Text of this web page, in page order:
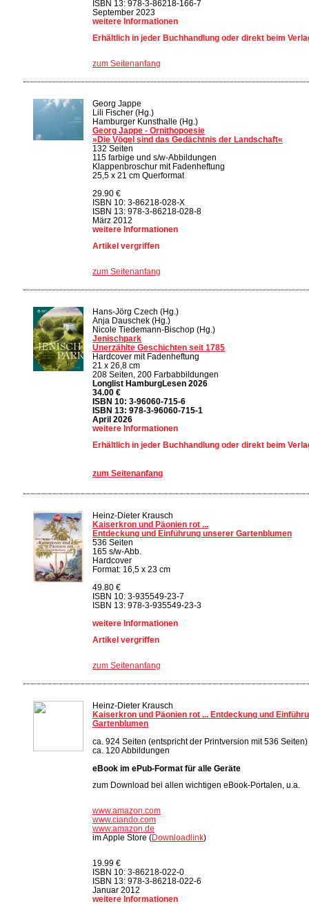
ISBN 13: 978-3-86218-166-7
September 2023
weitere Informationen
Erhältlich in jeder Buchhandlung oder direkt beim
zum Seitenanfang
Georg Jappe
Lili Fischer (Hg.)
Hamburger Kunsthalle (Hg.)
Georg Jappe - Ornithopoesie
»Die Vögel sind das Gedächtnis der Landschaft«
132 Seiten
115 farbige und s/w-Abbildungen
Klappenbroschur mit Fadenheftung
25,5 x 21 cm Querformat
29.90 €
ISBN 10: 3-86218-028-X
ISBN 13: 978-3-86218-028-8
März 2012
weitere Informationen
Artikel vergriffen
zum Seitenanfang
Hans-Jörg Czech (Hg.)
Anja Dauschek (Hg.)
Nicole Tiedemann-Bischop (Hg.)
Jenischpark
Unerzählte Geschichten seit 1785
Hardcover mit Fadenheftung
21 x 26,8 cm
208 Seiten, 200 Farbabbildungen
Longlist HamburgLesen 2026
34.00 €
ISBN 10: 3-96060-715-6
ISBN 13: 978-3-96060-715-1
April 2026
weitere Informationen
Erhältlich in jeder Buchhandlung oder direkt beim
zum Seitenanfang
Heinz-Dieter Krausch
Kaiserkron und Päonien rot ...
Entdeckung und Einführung unserer Gartenblumen
536 Seiten
165 s/w-Abb.
Hardcover
Format: 16,5 x 23 cm
49.80 €
ISBN 10: 3-935549-23-7
ISBN 13: 978-3-935549-23-3
weitere Informationen
Artikel vergriffen
zum Seitenanfang
Heinz-Dieter Krausch
Kaiserkron und Päonien rot ... Entdeckung und
Gartenblumen
ca. 924 Seiten (entspricht der Printversion mit 536 Seiten)
ca. 120 Abbildungen
eBook im ePub-Format für alle Geräte
zum Download bei allen wichtigen eBook-Portalen, u.a.
www.amazon.com
www.ciando.com
www.amazon.de
im Apple Store (Downloadlink)
19.99 €
ISBN 10: 3-86218-022-0
ISBN 13: 978-3-86218-022-6
Januar 2012
weitere Informationen